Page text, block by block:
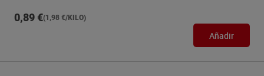
0,89 €(1,98 €/KILO)
Añadir